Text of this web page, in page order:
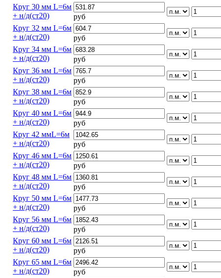
Круг 30 мм L=6м
+ н/д(ст20)
руб
Круг 32 мм L=6м
+ н/д(ст20)
руб
Круг 34 мм L=6м
+ н/д(ст20)
руб
Круг 36 мм L=6м
+ н/д(ст20)
руб
Круг 38 мм L=6м
+ н/д(ст20)
руб
Круг 40 мм L=6м
+ н/д(ст20)
руб
Круг 42 ммL=6м
+ н/д(ст20)
руб
Круг 46 мм L=6м
+ н/д(ст20)
руб
Круг 48 мм L=6м
+ н/д(ст20)
руб
Круг 50 мм L=6м
+ н/д(ст20)
руб
Круг 56 мм L=6м
+ н/д(ст20)
руб
Круг 60 мм L=6м
+ н/д(ст20)
руб
Круг 65 мм L=6м
+ н/д(ст20)
руб